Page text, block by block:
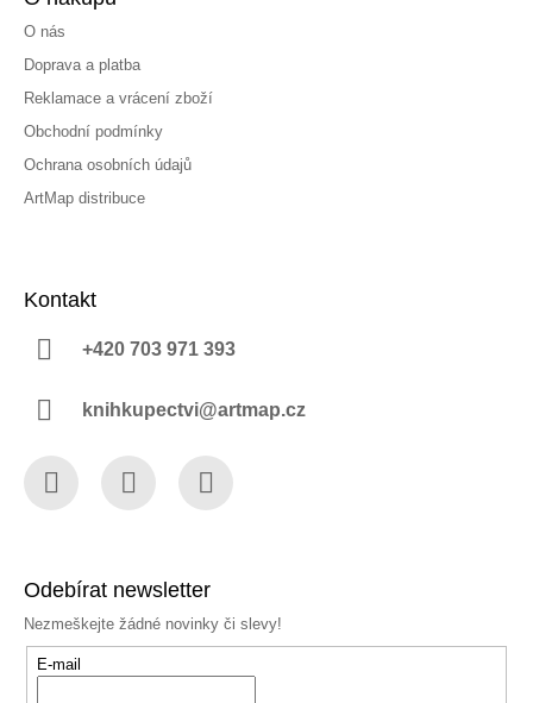
O nás
Doprava a platba
Reklamace a vrácení zboží
Obchodní podmínky
Ochrana osobních údajů
ArtMap distribuce
Kontakt
+420 703 971 393
knihkupectvi@artmap.cz
Odebírat newsletter
Nezmeškejte žádné novinky či slevy!
E-mail